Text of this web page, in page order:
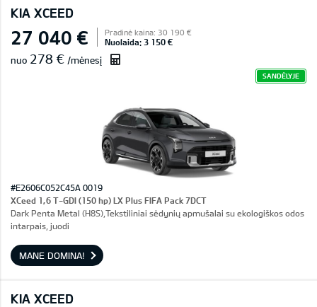
KIA XCEED
27 040 € Pradinė kaina: 30 190 €
Nuolaida: 3 150 €
nuo 278 € /mėnesį
SANDĖLYJE
#E2606C052C45A 0019
XCeed 1,6 T-GDI (150 hp) LX Plus FIFA Pack 7DCT
Dark Penta Metal (H8S),Tekstiliniai sėdynių apmušalai su ekologiškos odos
intarpais, juodi
MANE DOMINA!
KIA XCEED